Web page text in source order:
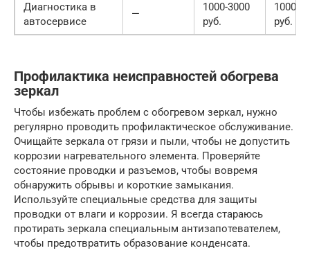
Диагностика в
автосервисе
—
1000-3000
руб.
1000-
руб.
Профилактика неисправностей обогрева
зеркал
Чтобы избежать проблем с обогревом зеркал, нужно
регулярно проводить профилактическое обслуживание.
Очищайте зеркала от грязи и пыли, чтобы не допустить
коррозии нагревательного элемента. Проверяйте
состояние проводки и разъемов, чтобы вовремя
обнаружить обрывы и короткие замыкания.
Используйте специальные средства для защиты
проводки от влаги и коррозии. Я всегда стараюсь
протирать зеркала специальным антизапотевателем,
чтобы предотвратить образование конденсата.